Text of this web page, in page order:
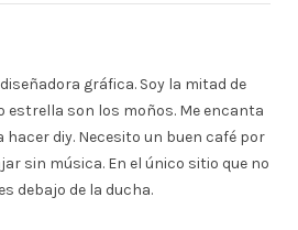
gráfica. Soy la mitad de
estrella son los moños. Me encanta
hacer diy. Necesito un buen café por
sin música. En el único sitio que no
debajo de la ducha.